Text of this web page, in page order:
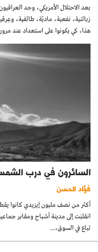
بعد الاحتلال الأمريكي، وجد
زبائنية، نفعية، ماديّة، طائفية،
هذا، كي يكونوا على استعداد عند
السائرون في درب
فؤاد الحسن
أكثر من نصف مليون إيزيدي كانوا
انقلبَت إلى مدينة أشباح ومقابر
تباع في السوق،...